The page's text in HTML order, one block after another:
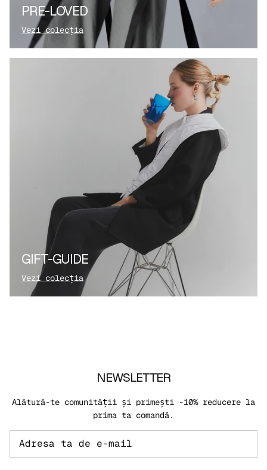
PRE-LOVED
Vezi colecția
GIFT-GUIDE
Vezi colecția
NEWSLETTER
Alătură-te comunității și primești -10% reducere la
prima ta comandă.